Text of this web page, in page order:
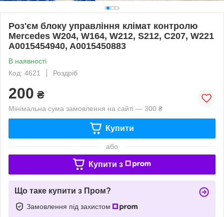
Роз'єм блоку управління клімат контролю
Mercedes W204, W164, W212, S212, C207, W221
A0015454940, A0015450883
В наявності
Код: 4621
Роздріб
200 ₴
Мінімальна сума замовлення на сайті — 300 ₴
Купити
або
Купити з
Що таке купити з Пром?
Замовлення під захистом